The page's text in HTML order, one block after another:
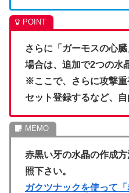
さらに「ガーモスの心
場合は、追加で2つの水
※ここで、さらに攻撃重
セット登録するなど、自
赤黒い牙の水晶の作成
照下さい。
ガクツナックを使って